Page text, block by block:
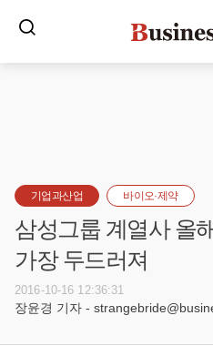
기업과산업 바이오·제약
삼성그룹 계열사 올
가장 두드러져
2016-10-16 12:36:31
장윤경 기자 -